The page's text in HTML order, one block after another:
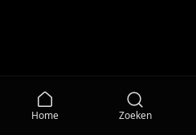
Home Zoeken